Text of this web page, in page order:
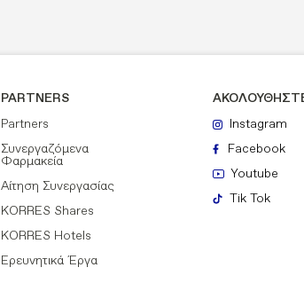
PARTNERS
Partners
Συνεργαζόμενα
Φαρμακεία
Αίτηση Συνεργασίας
KORRES Shares
KORRES Hotels
Ερευνητικά Έργα
Instagram
Facebook
Youtube
Tik Tok